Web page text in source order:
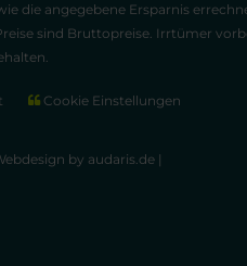
die angegebene Ersparnis
sind Bruttopreise. Irrtümer
Cookie Einstellungen
by audaris.de|